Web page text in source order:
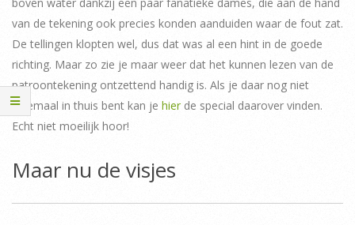
van de tekening ook precies konden aanduiden waar de fout zat.
De tellingen klopten wel, dus dat was al een hint in de goede
richting. Maar zo zie je maar weer dat het kunnen lezen van de
patroontekening ontzettend handig is. Als je daar nog niet
helemaal in thuis bent kan je hier de special daarover vinden.
Echt niet moeilijk hoor!
Maar nu de visjes